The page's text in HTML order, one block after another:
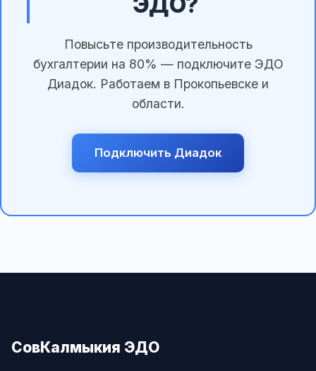
Повысьте производительность
бухгалтерии на 80% — подключите ЭДО
Диадок. Работаем в Прокопьевске и
области.
Подключить Диадок
СовКалмыкия ЭДО